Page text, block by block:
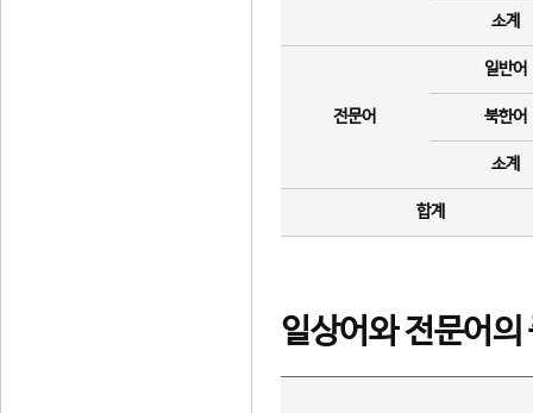
소계
전문어
일반어
북한어
소계
합계
일상어와 전문어의